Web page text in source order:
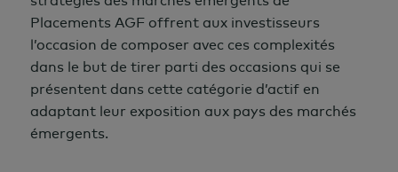
Placements AGF offrent aux investisseurs
l’occasion de composer avec ces complexités
dans le but de tirer parti des occasions qui se
présentent dans cette catégorie d’actif en
adaptant leur exposition aux pays des marchés
émergents.